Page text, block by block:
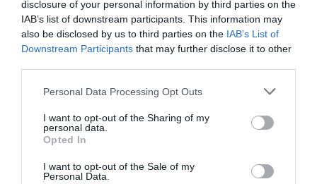
disclosure of your personal information by third parties on the
IAB’s list of downstream participants. This information may
also be disclosed by us to third parties on the IAB’s List of
Downstream Participants that may further disclose it to other
Please note that this website/app uses one or more Google
not limited to your visit or usage behaviour. You may click to
grant or deny consent to Google and its third-party tags to
use your data for below specified purposes in below Google
consent section.
Personal Data Processing Opt Outs
I want to opt-out of the Sharing of my
personal data.
Opted In
I want to opt-out of the Sale of my
Personal Data.
Fotó: Waldemar/Unsplash
A kihívások azonban jelentősek: a kén ugyanis rossz
elektromos vezető, ígyszénalapú anyagokkal kell
térfogatváltozások csökkentik az élettartamot, ami
a teljesítmény romlását és az akkumulátor